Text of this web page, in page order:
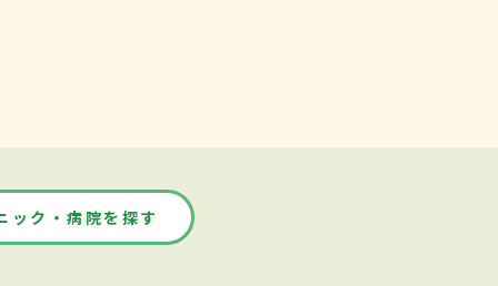
ック・病院を探す